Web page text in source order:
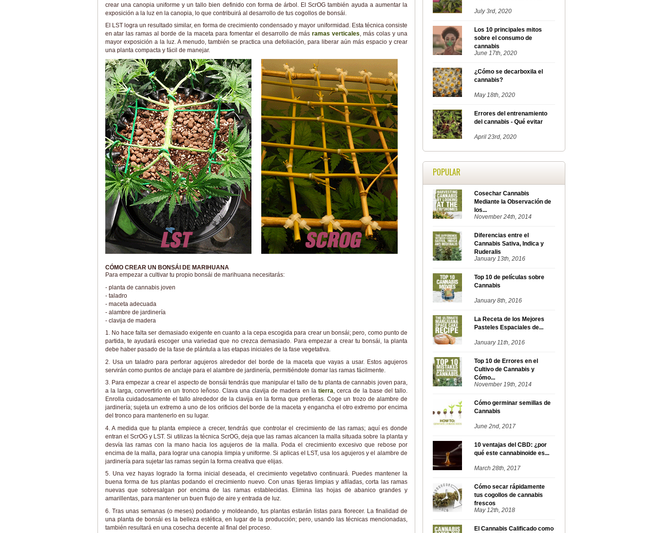
crear una canopia uniforme y un tallo bien definido con forma de árbol. El ScrOG también ayuda a aumentar la
exposición a la luz en la canopia, lo que contribuirá al desarrollo de tus cogollos de bonsái.
El LST logra un resultado similar, en forma de crecimiento condensado y mayor uniformidad. Esta técnica consiste
en atar las ramas al borde de la maceta para fomentar el desarrollo de másramas verticales, más colas y una
mayor exposición a la luz. A menudo, también se practica una defoliación, para liberar aún más espacio y crear
una planta compacta y fácil de manejar.
CÓMO CREAR UN BONSÁI DE MARIHUANA
Para empezar a cultivar tu propio bonsái de marihuana necesitarás:
- planta de cannabis joven
- taladro
- maceta adecuada
- alambre de jardinería
- clavija de madera
1. No hace falta ser demasiado exigente en cuanto a la cepa escogida para crear un bonsái; pero, como punto de
partida, te ayudará escoger una variedad que no crezca demasiado. Para empezar a crear tu bonsái, la planta
debe haber pasado de la fase de plántula a las etapas iniciales de la fase vegetativa.
2. Usa un taladro para perforar agujeros alrededor del borde de la maceta que vayas a usar. Estos agujeros
servirán como puntos de anclaje para el alambre de jardinería, permitiéndote domar las ramas fácilmente.
3. Para empezar a crear el aspecto de bonsái tendrás que manipular el tallo de tu planta de cannabis joven para,
a la larga, convertirlo en un tronco leñoso. Clava una clavija de madera en la tierra, cerca de la base del tallo.
Enrolla cuidadosamente el tallo alrededor de la clavija en la forma que prefieras. Coge un trozo de alambre de
jardinería; sujeta un extremo a uno de los orificios del borde de la maceta y engancha el otro extremo por encima
del tronco para mantenerlo en su lugar.
4. A medida que tu planta empiece a crecer, tendrás que controlar el crecimiento de las ramas; aquí es donde
entran el ScrOG y LST. Si utilizas la técnica ScrOG, deja que las ramas alcancen la malla situada sobre la planta y
desvía las ramas con la mano hacia los agujeros de la malla. Poda el crecimiento excesivo que rebose por
encima de la malla, para lograr una canopia limpia y uniforme. Si aplicas el LST, usa los agujeros y el alambre de
jardinería para sujetar las ramas según la forma creativa que elijas.
5. Una vez hayas logrado la forma inicial deseada, el crecimiento vegetativo continuará. Puedes mantener la
buena forma de tus plantas podando el crecimiento nuevo. Con unas tijeras limpias y afiladas, corta las ramas
nuevas que sobresalgan por encima de las ramas establecidas. Elimina las hojas de abanico grandes y
amarillentas, para mantener un buen flujo de aire y entrada de luz.
6. Tras unas semanas (o meses) podando y moldeando, tus plantas estarán listas para florecer. La finalidad de
una planta de bonsái es la belleza estética, en lugar de la producción; pero, usando las técnicas mencionadas,
también resultará en una cosecha decente al final del proceso.
July 3rd, 2020
Los 10 principales mitos
sobre el consumo de
cannabis
June 17th, 2020
¿Cómo se decarboxila el
cannabis?
May 18th, 2020
Errores del entrenamiento
del cannabis - Qué evitar
April 23rd, 2020
POPULAR
Cosechar Cannabis
Mediante la Observación de
los...
November 24th, 2014
Diferencias entre el
Cannabis Sativa, Indica y
Ruderalis
January 13th, 2016
Top 10 de películas sobre
Cannabis
January 8th, 2016
La Receta de los Mejores
Pasteles Espaciales de...
January 11th, 2016
Top 10 de Errores en el
Cultivo de Cannabis y
Cómo...
November 19th, 2014
Cómo germinar semillas de
Cannabis
June 2nd, 2017
10 ventajas del CBD: ¿por
qué este cannabinoide es...
March 28th, 2017
Cómo secar rápidamente
tus cogollos de cannabis
frescos
May 12th, 2018
El Cannabis Calificado como